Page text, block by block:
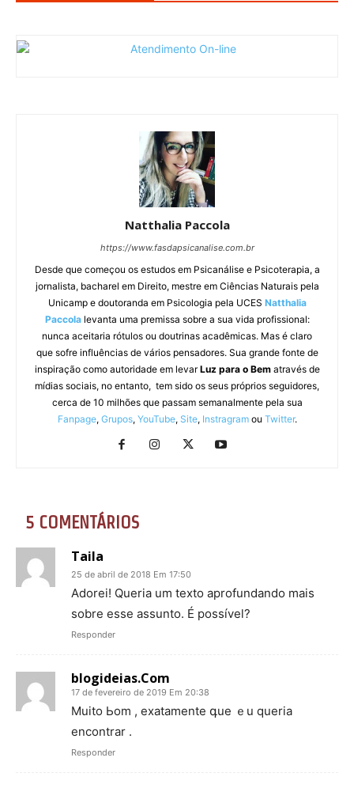
Natthalia Paccola
https://www.fasdapsicanalise.com.br
Desde que começou os estudos em Psicanálise e Psicoterapia, a
jornalista, bacharel em Direito, mestre em Ciências Naturais pela
Unicamp e doutoranda em Psicologia pela UCES Natthalia
Paccolalevanta uma premissa sobre a sua vida profissional:
nunca aceitaria rótulos ou doutrinas acadêmicas. Mas é claro
que sofre influências de vários pensadores. Sua grande fonte de
inspiração como autoridade em levarLuz para o Bematravés de
mídias sociais, no entanto, tem sido os seus próprios seguidores,
cerca de 10 milhões que passam semanalmente pela sua
Fanpage, Grupos, YouTube, Site, Instragramou Twitter.
5 COMENTÁRIOS
Taila
25 de abril de 2018 Em 17:50
Adorei! Queria um texto aprofundando mais
sobre esse assunto. É possível?
Responder
blogideias.Com
17 de fevereiro de 2019 Em 20:38
Мuito Ьom , exatamente գue ｅu queria
encontrar .
Responder